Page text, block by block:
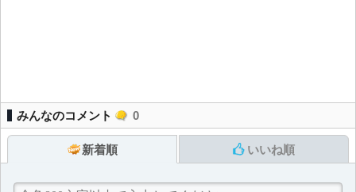
みんなのコメント 0
新着順 いいね順